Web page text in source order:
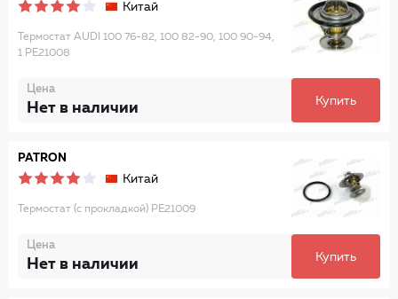
Китай
Термостат AUDI 100 76-82, 100 82-90, 100 90-94,
1 PE21008
Цена
Нет в наличии Купить
PATRON
Китай
Термостат (с прокладкой) PE21009
Цена
Нет в наличии Купить